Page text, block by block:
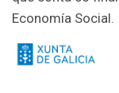
Economía Social.